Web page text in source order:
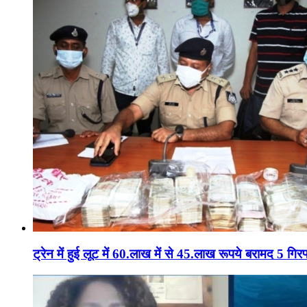
ट्रेन में हुई लूट में 60.लाख में से 45.लाख रूपये बरामद 5